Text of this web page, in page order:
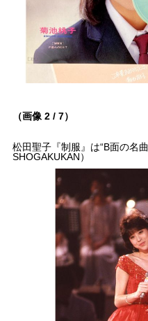
（画像 2 / 7）
松田聖子『制服』は“B面の名
SHOGAKUKAN）